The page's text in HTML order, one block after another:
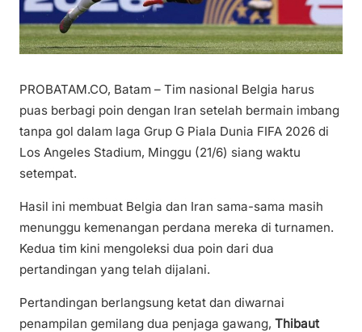
PROBATAM.CO, Batam – Tim nasional Belgia harus
puas berbagi poin dengan Iran setelah bermain imbang
tanpa gol dalam laga Grup G Piala Dunia FIFA 2026 di
Los Angeles Stadium, Minggu (21/6) siang waktu
setempat.
Hasil ini membuat Belgia dan Iran sama-sama masih
menunggu kemenangan perdana mereka di turnamen.
Kedua tim kini mengoleksi dua poin dari dua
pertandingan yang telah dijalani.
Pertandingan berlangsung ketat dan diwarnai
penampilan gemilang dua penjaga gawang, Thibaut